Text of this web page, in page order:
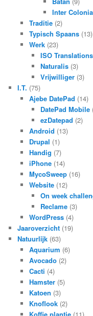
Inter Colonia
Traditie(2)
Typisch Spaans(13)
Werk(23)
ISO Translations
Naturalis (3)
Vrijwilliger (3)
I.T. (75)
Ajebe DatePad (14)
DatePad Mobile
ezDatepad (2)
Android (13)
Drupal (1)
Handig (7)
iPhone(14)
MycoSweep(16)
Website(12)
On week
Reclame (3)
WordPress(4)
Jaaroverzicht (19)
Natuurlijk (63)
Aquarium (6)
Avocado(2)
Cacti (4)
Hamster(5)
Katoen (3)
Knoflook(2)